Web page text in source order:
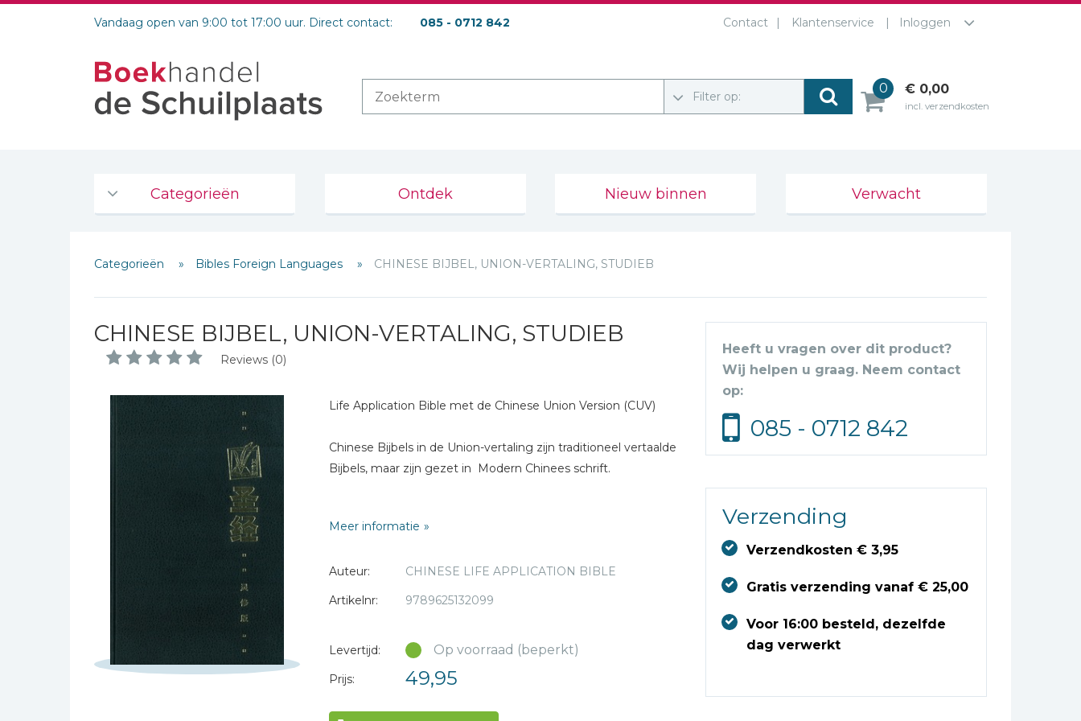
Vandaag open van 9:00 tot 17:00 uur. Direct contact: 085 - 0712 842 Contact Klantenservice Inloggen
Filter op:
0 € 0,00
incl. verzendkosten
Categorieën
De Bijbel
Bijbelse Dagboeken 2026
Bijbelstudie groepen
Bijbelstudie
Geloof, duurzaamheid
en mileu
Benodigdheden voor
Christelijke spellen
Evangelisatiemateriaal
Geschiedenis
Kinder- en jeugdboeken
Ontdek Nieuw binnen Verwacht
Categorieën Bibles Foreign Languages CHINESE BIJBEL, UNION-VERTALING, STUDIEB
CHINESE BIJBEL, UNION-VERTALING, STUDIEB
Reviews (0)
Life Application Bible met de Chinese Union Version (CUV)
Chinese Bijbels in de Union-vertaling zijn traditioneel vertaalde
Bijbels, maar zijn gezet in Modern Chinees schrift.
Meer informatie
Auteur:
CHINESE LIFE APPLICATION BIBLE
Artikelnr:
9789625132099
Levertijd: Op voorraad (beperkt)
Prijs: 49,95
Heeft u vragen over dit product?
Wij helpen u graag. Neem contact
op:
085 - 0712 842
Verzending
Verzendkosten € 3,95
Gratis verzending vanaf € 25,00
Voor 16:00 besteld, dezelfde
dag verwerkt
Schrijf hieronder je review!